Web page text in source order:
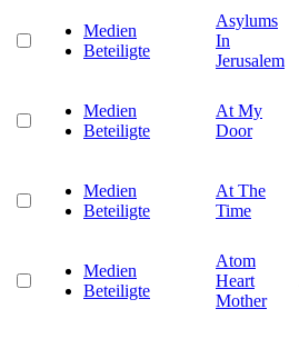
Medien
Beteiligte
Asylums
In
Jerusalem
Medien
Beteiligte
At My
Door
Medien
Beteiligte
At The
Time
Medien
Beteiligte
Atom
Heart
Mother